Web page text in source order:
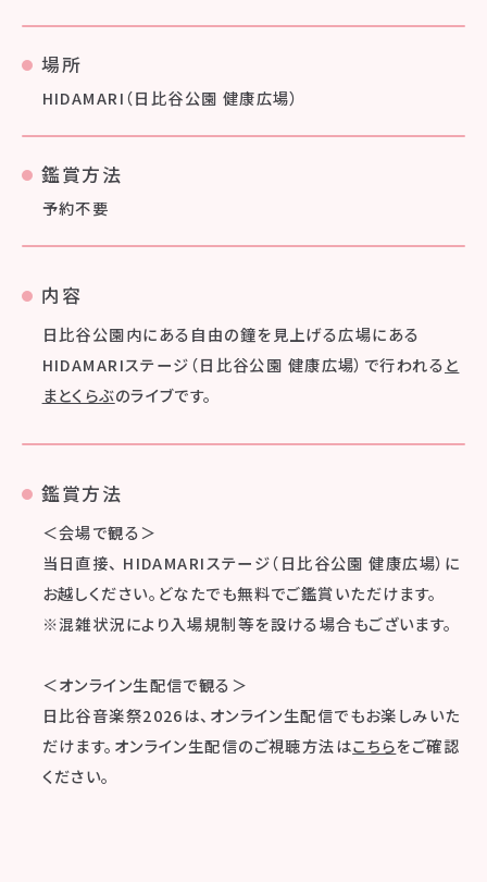
場所
HIDAMARI（日比谷公園 健康広場）
鑑賞方法
予約不要
内容
日比谷公園内にある自由の鐘を見上げる広場にある
HIDAMARIステージ（日比谷公園 健康広場）で行われると
まとくらぶのライブです。
鑑賞方法
＜会場で観る＞
当日直接、 HIDAMARIステージ（日比谷公園 健康広場）に
お越しください。どなたでも無料でご鑑賞いただけます。
※混雑状況により入場規制等を設ける場合もございます。
＜オンライン生配信で観る＞
日比谷音楽祭2026は、オンライン生配信でもお楽しみいた
だけます。オンライン生配信のご視聴方法はこちらをご確認
ください。